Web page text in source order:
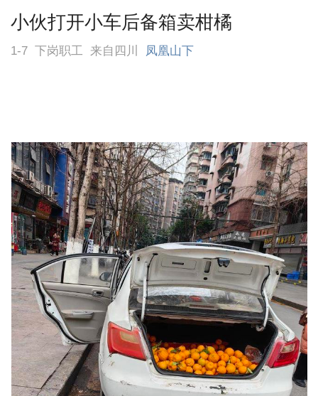
小伙打开小车后备箱卖柑橘
1-7 下岗职工 来自四川 凤凰山下